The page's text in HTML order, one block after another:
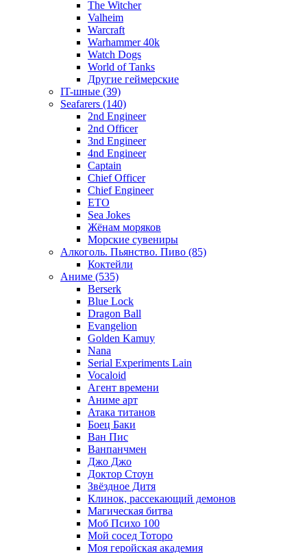
The Witcher
Valheim
Warcraft
Warhammer 40k
Watch Dogs
World of Tanks
Другие геймерские
IT-шные (39)
Seafarers (140)
2nd Engineer
2nd Officer
3nd Engineer
4nd Engineer
Captain
Chief Officer
Chief Еngineer
ETO
Sea Jokes
Жёнам моряков
Морские сувениры
Алкоголь. Пьянство. Пиво (85)
Коктейли
Аниме (535)
Berserk
Blue Lock
Dragon Ball
Evangelion
Golden Kamuy
Nana
Serial Experiments Lain
Vocaloid
Агент времени
Аниме арт
Атака титанов
Боец Баки
Ван Пис
Ванпанчмен
Джо Джо
Доктор Стоун
Звёздное Дитя
Клинок, рассекающий демонов
Магическая битва
Моб Психо 100
Мой сосед Тоторо
Моя геройская академия